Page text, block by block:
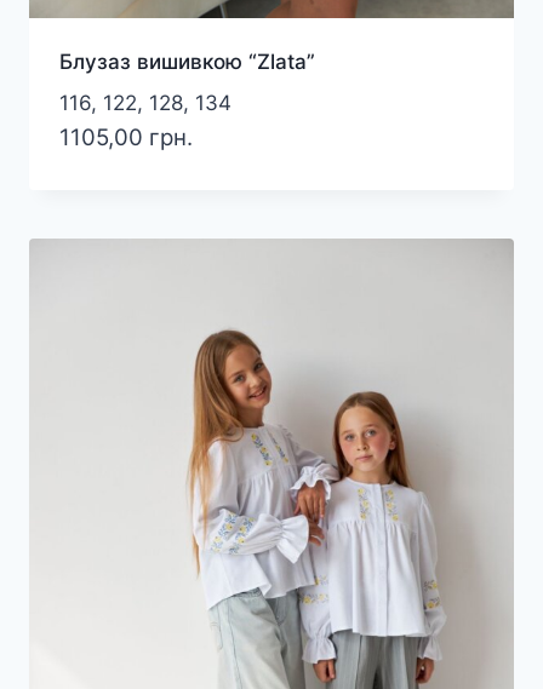
Блузаз вишивкою “Zlata”
116, 122, 128, 134
1105,00 грн.